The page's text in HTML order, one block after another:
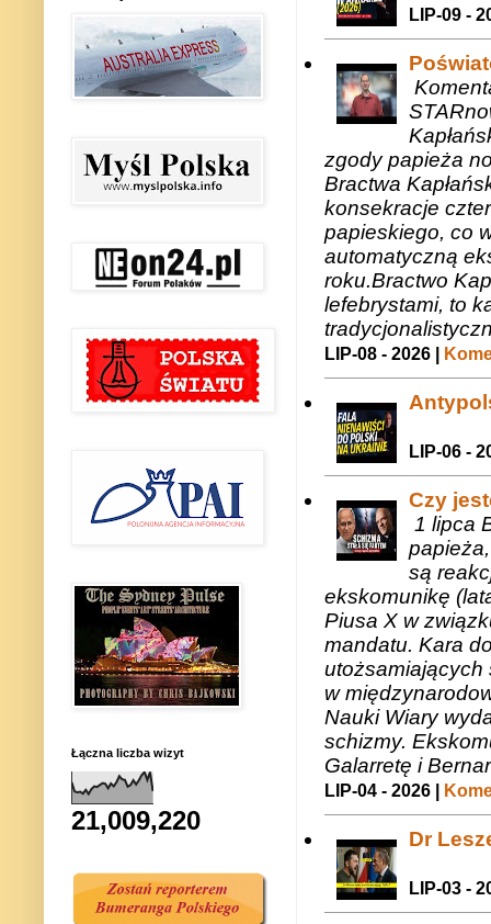
LIP-09 -
zgody papieża
Bractwa
konsekracje
papieskiego, co
automatyczną
roku.Bractwo
lefebrystami, to
LIP-08 - 2026 |
LIP-06 -
Czy
1 lipca
są
ekskomunikę
Piusa X w
mandatu. Kara
utożsamiających
w
Nauki Wiary
schizmy.
Galarretę i
LIP-04 - 2026 |
Dr
LIP-03 -
Łączna liczba wizyt
21,009,220